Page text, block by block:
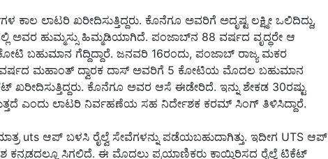
ಕಾಲ ಲಾಟರಿ ಖರೀದಿಸುತ್ತಿದ್ದರು. ಕೊನೆಗೂ ಅವರಿಗೆ ಅದೃಷ್ಟ ಲಕ್ಷ್ಮೀ ಒಲಿದಿದ್ದು,
ಅವರ ಹುಮ್ಮಸ್ಸು ಹಿಮ್ಮಡಿಯಾಗಿದೆ. ಪಂಜಾಬ್‌ನ 88 ವರ್ಷದ ವೃದ್ಧರೇ ಆ
ಬಹುಮಾನ ಗೆದ್ದಿದ್ದಾರೆ. ಜನವರಿ 16ರಂದು, ಪಂಜಾಬ್ ರಾಜ್ಯ ಮಕರ
ವರ್ಷದ ಮಹಾಂತ್ ದ್ವಾರಕ ದಾಸ್ ಅವರಿಗೆ 5 ಕೋಟಿಯ ಮೊದಲ ಬಹುಮಾನ
ಕೊನೆಗೂ ಅವರ ಆಸೆ ಈಡೇರಿದೆ. ಇನ್ನು ಶೇಕಡ 30ರಷ್ಟು
ಎಂದು ಲಾಟರಿ ನಿರ್ವಹಣೆಯ ಸಹ ನಿರ್ದೇಶಕ ಕರಮ್ ಸಿಂಗ್ ತಿಳಿಸಿದ್ದಾರೆ.
uts ಆಪ್‌ ಬಳಸಿ ರೈಲ್ವೆ ಸೇವೆಗಳನ್ನು ಪಡೆಯಬಹುದಾಗಿತ್ತು. ಇದೀಗ UTS ಆಪ್‌
ಸಿಗಲಿದೆ. ಈ ಮೊದಲು ಪ್ರಯಾಣಿಕರು ಕಾಯ್ದಿರಿಸದ ರೈಲ್ವೆ ಟಿಕೆಟ್